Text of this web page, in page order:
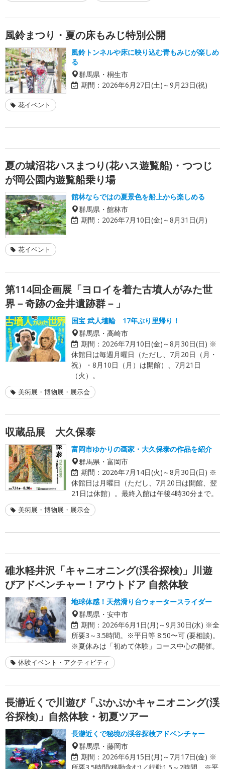
風鈴まつり・夏の床もみじ特別公開
風鈴トンネルや床に映り込む青もみじが楽しめ
る
群馬県・桐生市
期間： 2026年6月27日(土)～9月23日(祝)
花イベント
夏の城沼花ハスまつり(花ハス遊覧船)・つつじ
が岡公園内遊覧船乗り場
館林ならではの夏景色を船上から楽しめる
群馬県・館林市
期間： 2026年7月10日(金)～8月31日(月)
花イベント
第114回企画展「ヨロイを着た古墳人がみた世
界－奇跡の金井遺跡群－」
国宝 武人埴輪 17年ぶり里帰り！
群馬県・高崎市
期間： 2026年7月10日(金)～8月30日(日) ※
休館日は毎週月曜日（ただし、7月20日（月・
祝）・8月10日（月）は開館）、7月21日
（火）。
美術展・博物展・展示会
収蔵品展 大久保泰
富岡市ゆかりの画家・大久保泰の作品を紹介
群馬県・富岡市
期間： 2026年7月14日(火)～8月30日(日) ※
休館日は月曜日（ただし、7月20日は開館、翌
21日は休館）。最終入館は午後4時30分まで。
美術展・博物展・展示会
碓氷軽井沢「キャニオニング(渓谷探検)」川遊
びアドベンチャー！アウトドア 自然体験
地球体感！天然滑り台ウォータースライダー
群馬県・安中市
期間： 2026年6月1日(月)～9月30日(水) ※全
所要3～3.5時間。※平日等 8:50〜可 (要相談)。
※夏休みは「初めて体験」コース中心の開催。
体験イベント・アクティビティ
長瀞近くで川遊び「ぷかぷかキャニオニング(渓
谷探検)」自然体験・初夏ツアー
長瀞近くで秘境の渓谷探検アドベンチャー
群馬県・藤岡市
期間： 2026年6月15日(月)～7月17日(金) ※
所要3.5時間(移動含む)／行動1.5～2時間 ※平